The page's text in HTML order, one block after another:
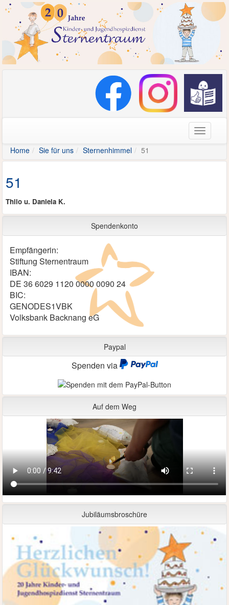
Home
Sie für uns Sternenhimmel 51
51
Thilo u. Daniela K.
Spendenkonto
Empfängerin:
Stiftung Sternentraum
IBAN:
DE 36 6029 1120 0000 0090 24
BIC:
GENODES1VBK
Volksbank Backnang eG
Paypal
Spenden via
Auf dem Weg
Jubiläumsbroschüre